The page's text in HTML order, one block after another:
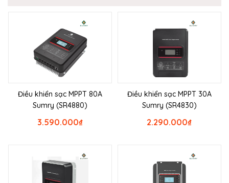
Điều khiển sạc MPPT 80A
Sumry (SR4880)
₫
3.590.000
Điều khiển sạc MPPT 30A
Sumry (SR4830)
₫
2.290.000